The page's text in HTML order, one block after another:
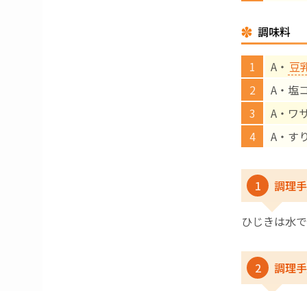
調味料
A・ 豆
A・塩
A・ワ
A・す
1 調理
ひじきは水
2 調理